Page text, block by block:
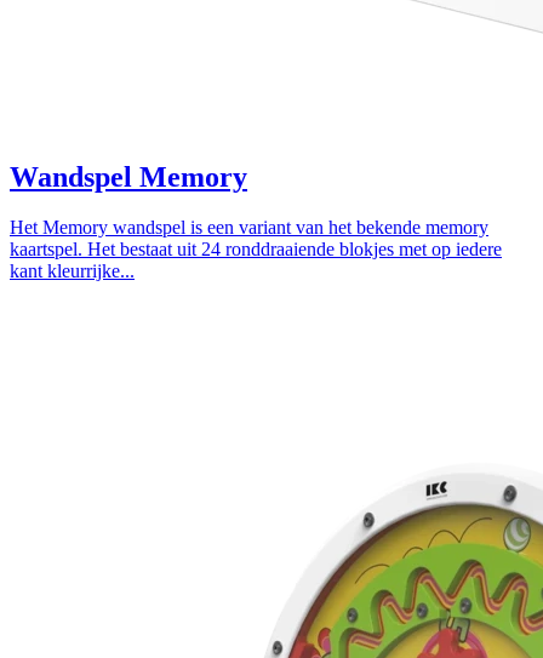
Wandspel Memory
Het Memory wandspel is een variant van het bekende memory
kaartspel. Het bestaat uit 24 ronddraaiende blokjes met op iedere
kant kleurrijke...